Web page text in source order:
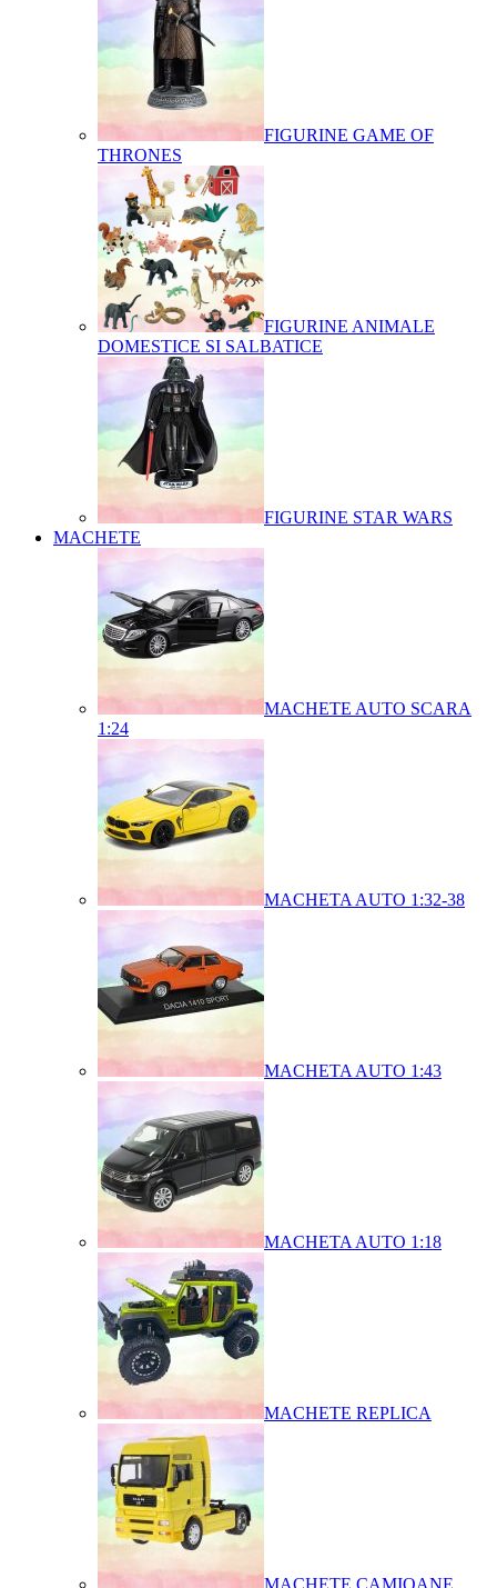
FIGURINE GAME OF
THRONES
FIGURINE ANIMALE
DOMESTICE SI SALBATICE
FIGURINE STAR WARS
MACHETE
MACHETE AUTO SCARA
1:24
MACHETA AUTO 1:32-38
MACHETA AUTO 1:43
MACHETA AUTO 1:18
MACHETE REPLICA
MACHETE CAMIOANE